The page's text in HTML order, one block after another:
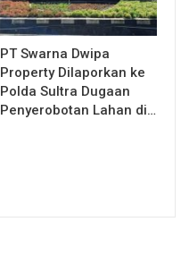
PT Swarna Dwipa
Property Dilaporkan ke
Polda Sultra Dugaan
Penyerobotan Lahan di…